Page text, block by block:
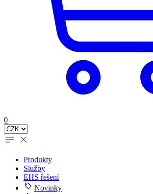
0
Produkty
Služby
EHS řešení
Novinky